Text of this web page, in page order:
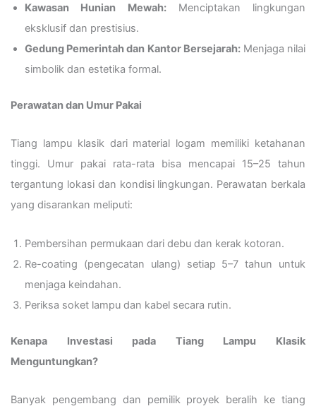
Kawasan Hunian Mewah:Menciptakan lingkungan
eksklusif dan prestisius.
Gedung Pemerintah dan Kantor Bersejarah:Menjaga nilai
simbolik dan estetika formal.
Perawatan dan Umur Pakai
Tiang lampu klasik dari material logam memiliki ketahanan
tinggi. Umur pakai rata-rata bisa mencapai 15–25 tahun
tergantung lokasi dan kondisi lingkungan. Perawatan berkala
yang disarankan meliputi:
Pembersihan permukaan dari debu dan kerak kotoran.
Re-coating (pengecatan ulang) setiap 5–7 tahun untuk
menjaga keindahan.
Periksa soket lampu dan kabel secara rutin.
Kenapa Investasi pada Tiang Lampu Klasik
Menguntungkan?
Banyak pengembang dan pemilik proyek beralih ke tiang